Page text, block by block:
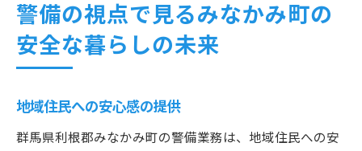
警備の視点で見るみなかみ町の
安全な暮らしの未来
地域住民への安心感の提供
群馬県利根郡みなかみ町の警備業務は、地域住民への安